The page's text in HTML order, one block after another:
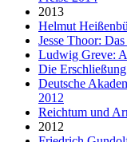
2013
Helmut
Jesse Thoor:
Ludwig Greve:
Die
Deutsche
2012
Reichtum und
2012